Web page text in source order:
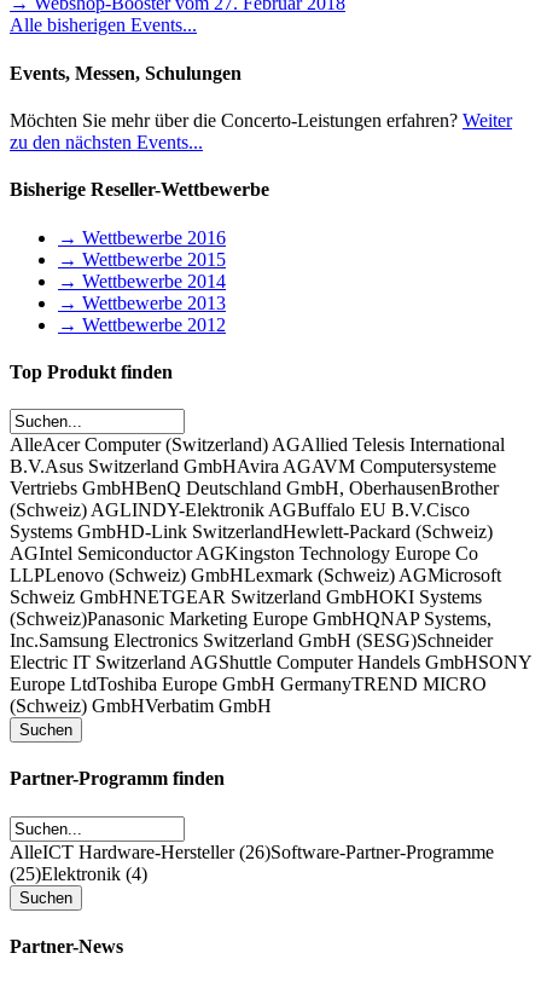
Alle bisherigen Events...
Events, Messen, Schulungen
Möchten Sie mehr über die Concerto-Leistungen erfahren? Weiter
zu den nächsten Events...
Bisherige Reseller-Wettbewerbe
→ Wettbewerbe 2016
→ Wettbewerbe 2015
→ Wettbewerbe 2014
→ Wettbewerbe 2013
→ Wettbewerbe 2012
Top Produkt finden
AlleAcer Computer (Switzerland) AGAllied Telesis International
B.V.Asus Switzerland GmbHAvira AGAVM Computersysteme
Vertriebs GmbHBenQ Deutschland GmbH, OberhausenBrother
(Schweiz) AGLINDY-Elektronik AGBuffalo EU B.V.Cisco
Systems GmbHD-Link SwitzerlandHewlett-Packard (Schweiz)
AGIntel Semiconductor AGKingston Technology Europe Co
LLPLenovo (Schweiz) GmbHLexmark (Schweiz) AGMicrosoft
Schweiz GmbHNETGEAR Switzerland GmbHOKI Systems
(Schweiz)Panasonic Marketing Europe GmbHQNAP Systems,
Inc.Samsung Electronics Switzerland GmbH (SESG)Schneider
Electric IT Switzerland AGShuttle Computer Handels GmbHSONY
Europe LtdToshiba Europe GmbH GermanyTREND MICRO
(Schweiz) GmbHVerbatim GmbH
Partner-Programm finden
AlleICT Hardware-Hersteller (26)Software-Partner-Programme
(25)Elektronik (4)
Partner-News